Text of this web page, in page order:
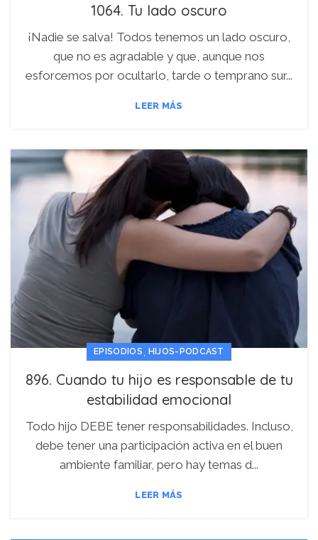
1064. Tu lado oscuro
¡Nadie se salva! Todos tenemos un lado oscuro,
que no es agradable y que, aunque nos
esforcemos por ocultarlo, tarde o temprano sur...
LEER MÁS
EPISODIOS, HIJOS-PODCAST
896. Cuando tu hijo es responsable de tu
estabilidad emocional
Todo hijo DEBE tener responsabilidades. Incluso,
debe tener una participación activa en el buen
ambiente familiar, pero hay temas d...
LEER MÁS